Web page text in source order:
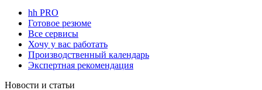
hh PRO
Готовое резюме
Все сервисы
Хочу у вас работать
Производственный календарь
Экспертная рекомендация
Новости и статьи